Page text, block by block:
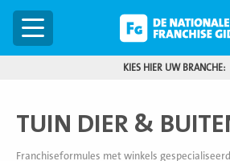
Menu
KIES HIER UW BRANCHE:
TUIN DIER &
Franchiseformules met winkels